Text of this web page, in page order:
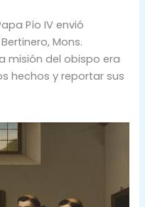
Pío IV envió
Mons.
misión del obispo era
hechos y reportar sus